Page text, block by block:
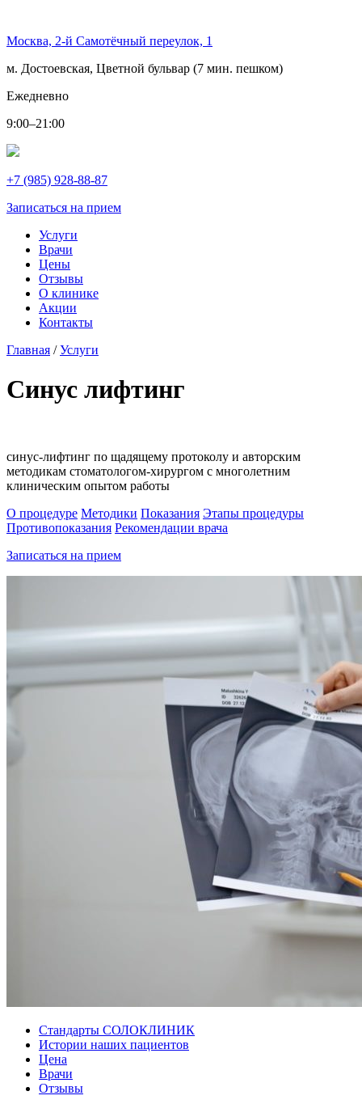
Москва, 2-й Самотёчный переулок, 1
м. Достоевская, Цветной бульвар (7 мин. пешком)
Ежедневно
9:00–21:00
+7 (985) 928-88-87
Записаться на прием
Услуги
Врачи
Цены
Отзывы
О клинике
Акции
Контакты
Главная /Услуги
Синус лифтинг
синус-лифтинг по щадящему протоколу и авторским
методикам стоматологом-хирургом с многолетним
клиническим опытом работы
О процедуре Методики Показания Этапы процедуры
Противопоказания Рекомендации врача
Записаться на прием
Стандарты СОЛОКЛИНИК
Истории наших пациентов
Цена
Врачи
Отзывы